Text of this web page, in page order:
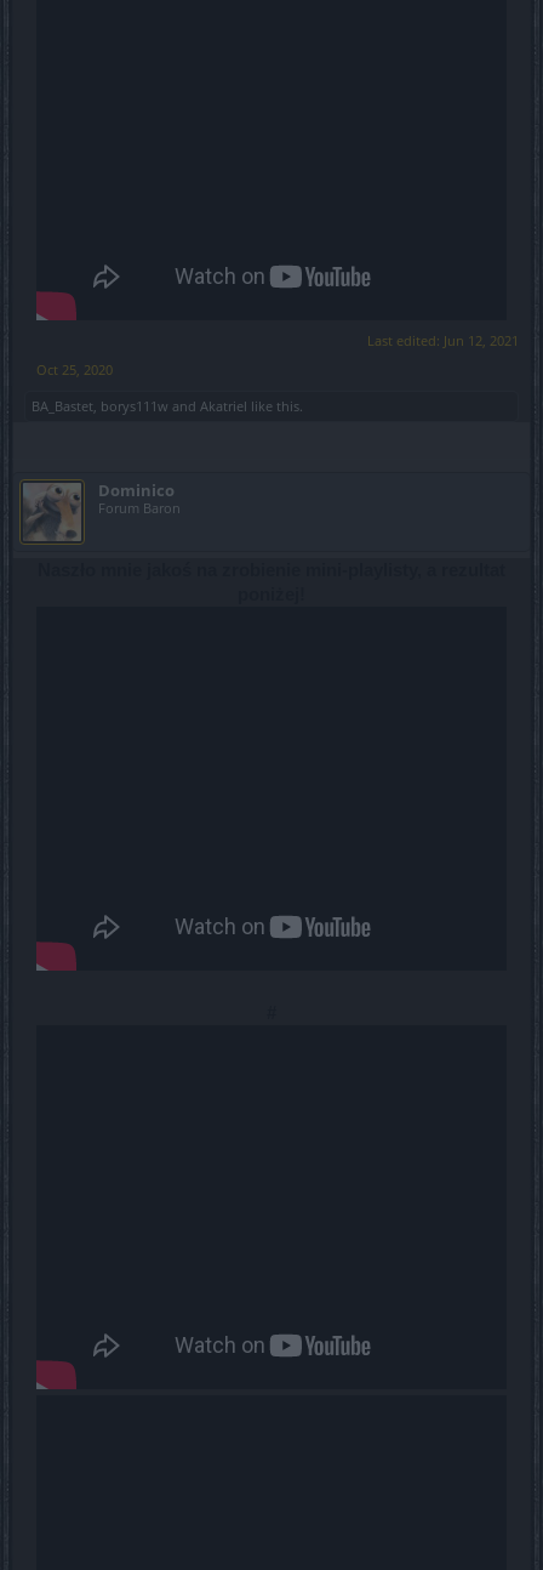
Last edited: Jun 12, 2021
Oct 25, 2020
BA_Bastet, borys111w and Akatriel like this.
Dominico
Forum Baron